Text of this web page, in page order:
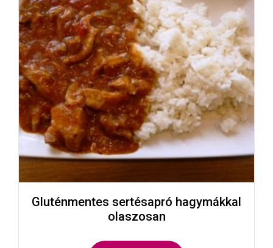
Gluténmentes sertésapró hagymákkal
olaszosan